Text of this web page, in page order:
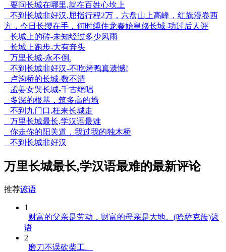
要问长城在哪里,就在百姓心坎上
不到长城非好汉,屈指行程2万，六盘山上高峰，红旗漫卷西
方，今日长缨在手，何时缚住龙秦始皇修长城-功过后人评
长城上的砖-未知经过多少风雨
长城上跑步-大有奔头
万里长城-永不倒.
不到长城非好汉-不吃烤鸭真遗憾!
卢沟桥的长城-数不清
孟姜女哭长城-千古绝唱
多深的根基，筑多高的墙
不到九门口,枉来长城走
万里长城最长,学汉语最难
你走你的阳关道，我过我的独木桥
不到长城非好汉
万里长城最长,学汉语最难的最新评论
推荐谚语
1
财富的父亲是劳动，财富的母亲是大地。(哈萨克族)谚
语
2
磨刀不误砍柴工。